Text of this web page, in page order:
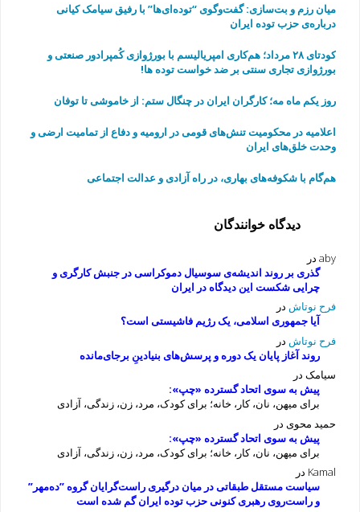
میان رزم و بت‌سازی: گفت‌وگوی “توده‌ای‌ها” با رفیق سیامک کیانی
درباره‌ی حزب توده ایران
کودتای ۲۸ مرداد؛ هم‌کاری امپریالیسم با بورژوازی کُمپرادور صنعتی و
بورژوازی تجاری سنتی بر ضد خواست توده ها!
روز یکم ماه مه؛ کارگران ایران در چنگال ستم: از خاموشی تا توفان
اعلامیه در محکومیت تنش‌های قومی در ارومیه و دفاع از تمامیت ارضی و
وحدت خلق‌های ایران
هم‌گام با شکوفه‌های بهاری، در راه آزادی و عدالت اجتماعی
دیدگاه خوانندگان
abyدر
گذری بر روند اندیشه‌ی سوسیال دموکراسی در جنبش کارگری و
چرایی شکست این دیدگاه در ایران
فرح نوتاش در
آیا جمهوری اسلامی، یک رژیم فاشیستی است؟
فرح نوتاش در
روند آغاز پایان یک دوره و پرسش‌های بنیادینِ برجای‌مانده
سیامکدر
پیش به سوی اتحاد گسترده «چپ»:
برای میهن، نان، کار، خانه؛ برای کودک، مرد، زن، زندگی، آزادی
حمید محویدر
پیش به سوی اتحاد گسترده «چپ»:
برای میهن، نان، کار، خانه؛ برای کودک، مرد، زن، زندگی، آزادی
Kamal در
سیاست مستقل طبقاتی در میان درگیری راست‌گرایان گروه ”ده‌مهر”
و راست‌روی رهبری کنونی حزب توده ایران گم شده است